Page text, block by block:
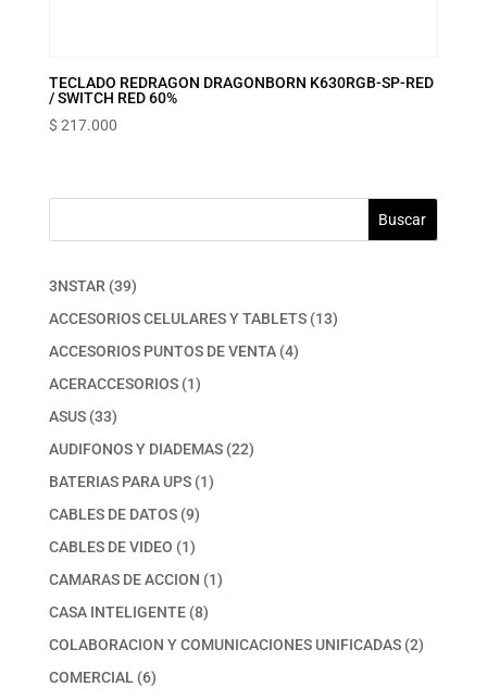
TECLADO REDRAGON DRAGONBORN K630RGB-SP-RED
/ SWITCH RED 60%
$ 217.000
Buscar
3NSTAR 3939
productos
ACCESORIOS CELULARES Y TABLETS 1313
ACCESORIOS PUNTOS DE VENTA 44
ACERACCESORIOS 11
ASUS 3333
productos
AUDIFONOS Y DIADEMAS 2222
BATERIAS PARA UPS 11
CABLES DE DATOS 99
productos
CABLES DE VIDEO 11
producto
CAMARAS DE ACCION 11
CASA INTELIGENTE 88
productos
COLABORACION Y COMUNICACIONES UNIFICADAS 22
COMERCIAL 66